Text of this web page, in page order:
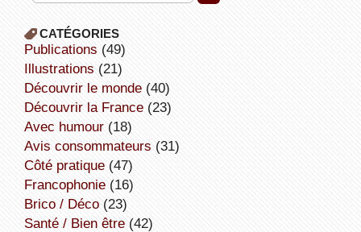
CATÉGORIES
publications (49)
illustrations (21)
découvrir le monde(40)
découvrir la France(23)
avec humour(18)
avis consommateurs (31)
côté pratique(47)
Francophonie(16)
Brico / Déco(23)
Santé / Bien être(42)